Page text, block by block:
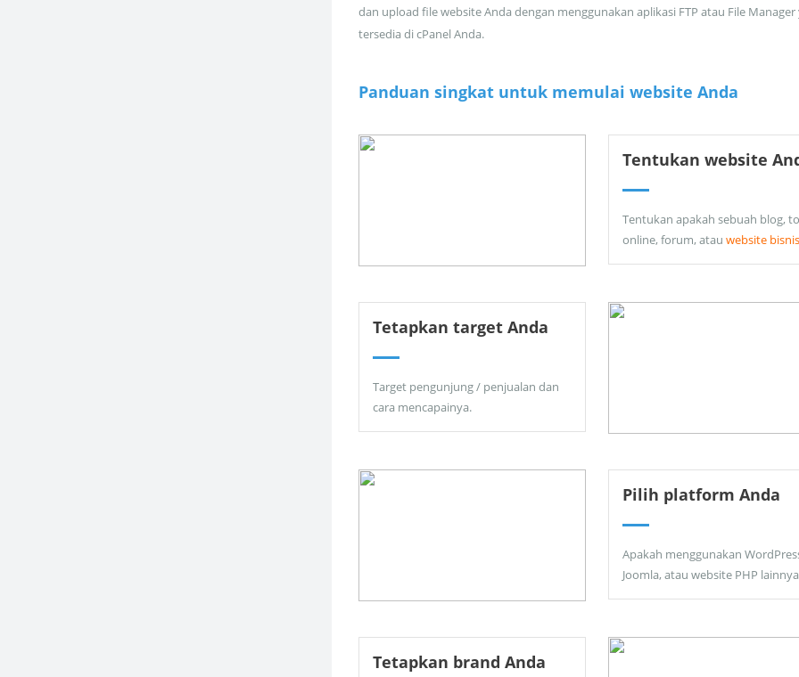
dan upload file website Anda dengan menggunakan aplikasi FTP atau File Manager
tersedia di cPanel Anda.
Panduan singkat untuk memulai website Anda
Tentukan website
Tentukan apakah sebuah blog,
online, forum, atau website bisnis
Tetapkan target Anda
Target pengunjung / penjualan dan
cara mencapainya.
Pilih platform Anda
Apakah menggunakan
Joomla, atau website PHP
Tetapkan brand Anda